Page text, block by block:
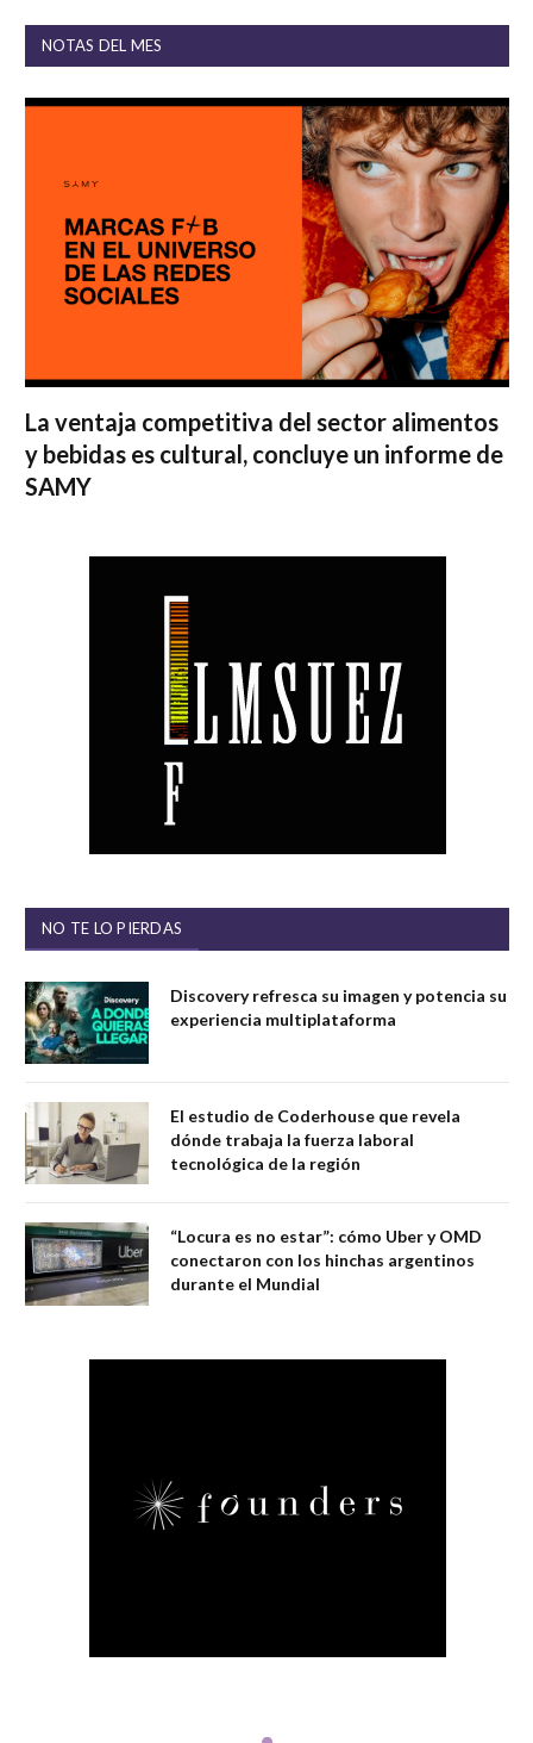
NOTAS DEL MES
La ventaja competitiva del sector alimentos
y bebidas es cultural, concluye un informe de
SAMY
NO TE LO PIERDAS
Discovery refresca su imagen y potencia su
experiencia multiplataforma
El estudio de Coderhouse que revela
dónde trabaja la fuerza laboral
tecnológica de la región
“Locura es no estar”: cómo Uber y OMD
conectaron con los hinchas argentinos
durante el Mundial